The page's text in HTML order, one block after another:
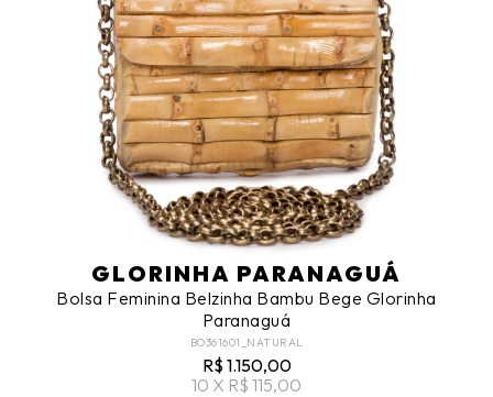
GLORINHA PARANAGUÁ
Bolsa Feminina Belzinha Bambu Bege Glorinha
Paranaguá
BO361601_NATURAL
R$ 1.150,00
10 X R$ 115,00